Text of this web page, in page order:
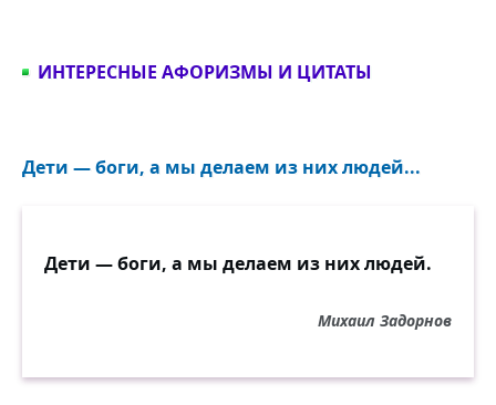
ИНТЕРЕСНЫЕ АФОРИЗМЫ И ЦИТАТЫ
Дети — боги, а мы делаем из них людей...
Дети — боги, а мы делаем из них людей.
Михаил Задорнов